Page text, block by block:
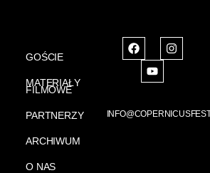
GOŚCIE
MATERIAŁY
FILMOWE
PARTNERZY
ARCHIWUM
O NAS